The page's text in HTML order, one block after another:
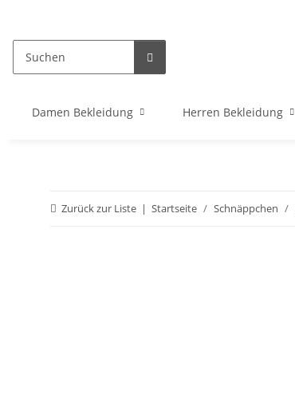
Damen Bekleidung Herren Bekleidung
Zurück zur Liste Startseite Schnäppchen